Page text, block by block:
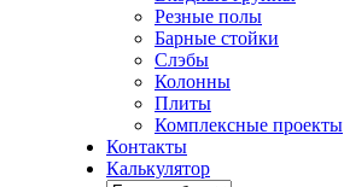
Резные полы
Барные стойки
Слэбы
Колонны
Плиты
Комплексные проекты
Контакты
Калькулятор